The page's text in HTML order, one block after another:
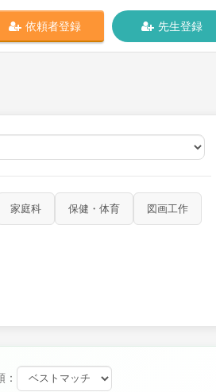
依頼者登録 先生登録
家庭科 保健・体育 図画工作
：